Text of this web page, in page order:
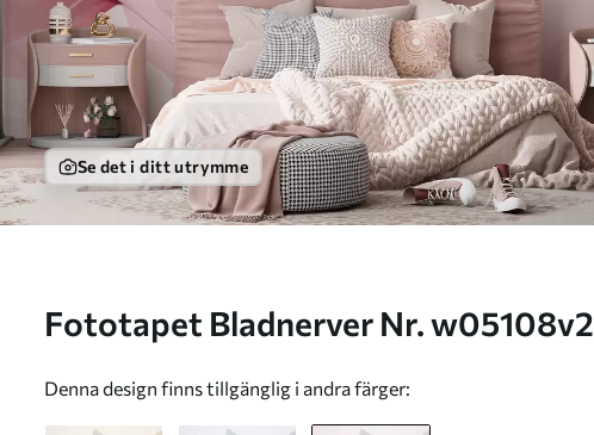
Se det i ditt utrymme
Fototapet Bladnerver Nr. w05108v2
Denna design finns tillgänglig i andra färger: